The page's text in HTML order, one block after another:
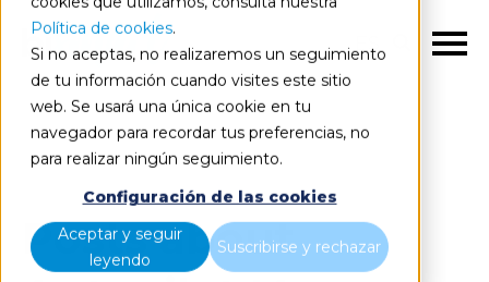
Política de cookies.
Si no aceptas, no realizaremos un seguimiento
de tu información cuando visites este sitio
web. Se usará una única cookie en tu
navegador para recordar tus preferencias, no
para realizar ningún seguimiento.
Configuración de las cookies
Aceptar y seguir
leyendo
Suscribirse y rechazar
ES
Blog Todos los artículos
Posts about